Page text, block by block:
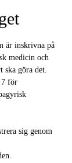
är inskrivna på
medicin och
ska göra det.
7 för
sig genom